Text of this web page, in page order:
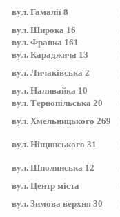
вул. Гамалії 8
вул. Широка 16
вул. Франка 161
вул. Караджича 13
вул. Личаківська 2
вул. Наливайка 10
вул. Тернопільська 20
вул. Хмельницького 269
вул. Ніщинського 31
вул. Шполянська 12
вул. Центр міста
вул. Зимова верхня 30